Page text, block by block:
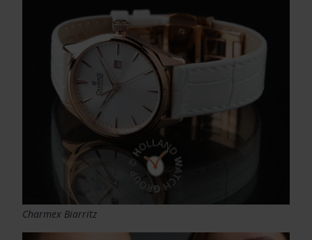
Charmex Biarritz